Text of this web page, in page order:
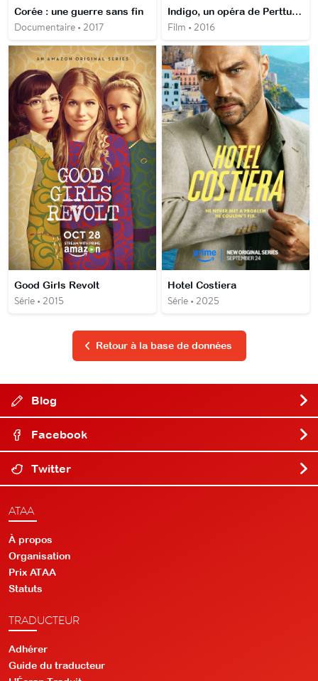
Corée : une guerre sans fin
Documentaire • 2017
Indigo, un opéra de Perttu Kivilaakso et Eicca Toppinen
Film • 2016
Good Girls Revolt
Série • 2015
Hotel Costiera
Série • 2025
Retour à la base de données
Blog
Facebook
Twitter
ATAA
À propos
Organisation
Prix ATAA
Statuts
TRADUCTEUR
Adhérer
Guide du traducteur